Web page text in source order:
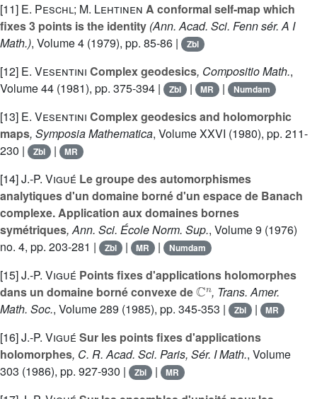
[11] E. Peschl; M. Lehtinen A conformal self-map which
fixes 3 points is the identity (Ann. Acad. Sci. Fenn sér. A I
Math.), Volume 4 (1979), pp. 85-86 | Zbl
[12] E. Vesentini Complex geodesics, Compositio Math.,
Volume 44 (1981), pp. 375-394 | Zbl | MR | Numdam
[13] E. Vesentini Complex geodesics and holomorphic
maps, Symposia Mathematica, Volume XXVI (1980), pp. 211-
230 |
Zbl | MR
[14]J.-P. Vigué Le groupe des automorphismes
analytiques d'un domaine borné d'un espace de Banach
complexe. Application aux domaines bornes
symétriques, Ann. Sci. École Norm. Sup., Volume 9 (1976)
no. 4, pp. 203-281 |
Zbl | MR | Numdam
[15]J.-P. Vigué Points fixes d'applications holomorphes
dans un domaine borné convexe de
ℂn
, Trans. Amer.
Math. Soc., Volume 289 (1985), pp. 345-353 | Zbl | MR
[16]J.-P. Vigué Sur les points fixes d'applications
holomorphes, C. R. Acad. Sci. Paris, Sér. I Math., Volume
303 (1986), pp. 927-930 | Zbl | MR